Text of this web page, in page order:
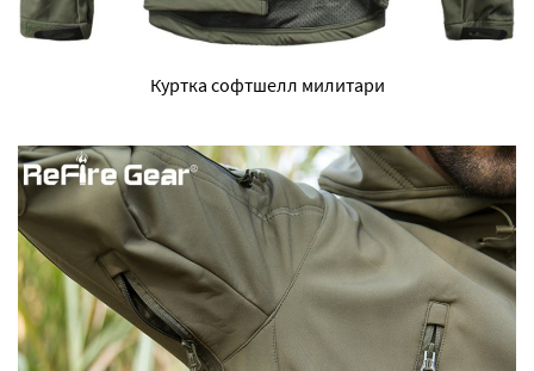
Куртка софтшелл милитари